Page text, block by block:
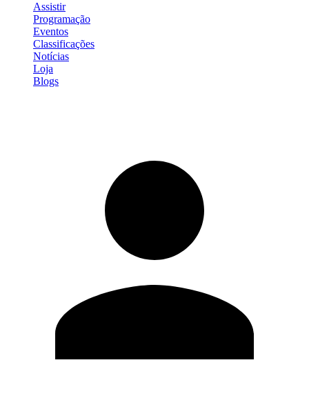
Assistir
Programação
Eventos
Classificações
Notícias
Loja
Blogs